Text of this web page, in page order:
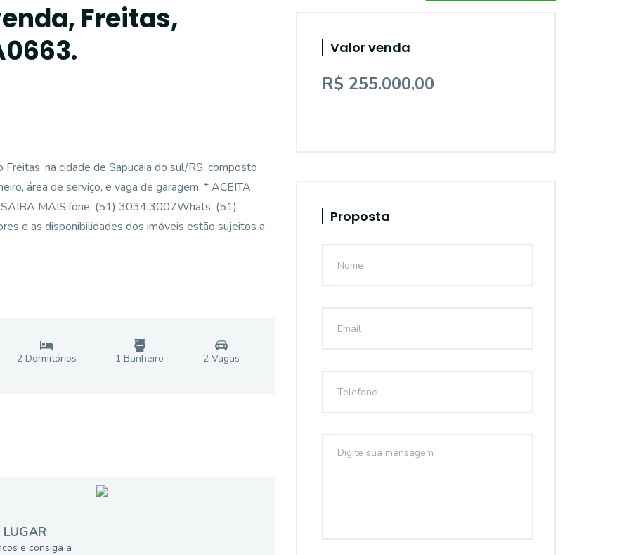
Freitas,
na cidade de Sapucaia do sul/RS, composto
área de serviço, e vaga de garagem. * ACEITA
SAIBA MAIS:fone: (51) 3034.3007Whats: (51)
e as disponibilidades dos imóveis estão sujeitos a
2Dormitórios 1 Banheiro 2 Vagas
e consiga a
Valor venda
R$ 255.000,00
Proposta